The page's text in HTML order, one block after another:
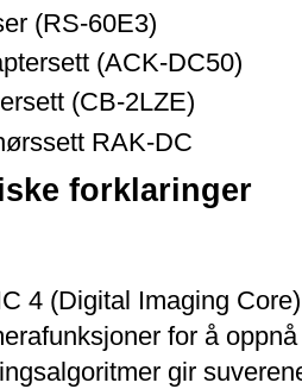
(RS-60E3)
(ACK-DC50)
(CB-2LZE)
RAK-DC
forklaringer
4 (Digital Imaging
for å
gir